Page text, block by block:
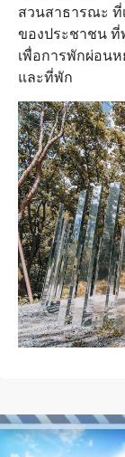
สวนสาธารณะ ที่
ของประชาชน ที่
เพื่อการพักผ่อน
และที่พัก